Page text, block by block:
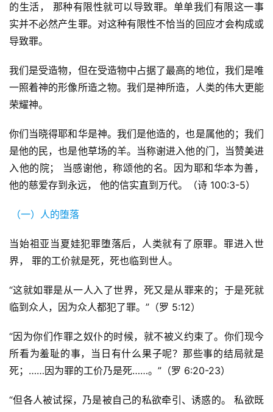
首
页
日
拜
题
讲
座
赞
美
敬
拜
的生活， 那种有限性就可以导致罪。单单我们有限这一事
实并不必然产生罪。对这种有限性不恰当的回应才会构成或
导致罪。
我们是受造物，但在受造物中占据了最高的地位，我们是唯
一照着神的形像所造之物。我们是神所造，人类的伟大更能
荣耀神。
你们当晓得耶和华是神。我们是他造的，也是属他的；我们
是他的民，也是他草场的羊。当称谢进入他的门，当赞美进
入他的院； 当感谢他，称颂他的名。因为耶和华本为善，
他的慈爱存到永远， 他的信实直到万代。（诗 100:3-5）
（一）人的堕落
当始祖亚当夏娃犯罪堕落后，人类就有了原罪。罪进入世
界， 罪的工价就是死，死也临到世人。
“这就如罪是从一人入了世界，死又是从罪来的；于是死就
临到众人，因为众人都犯了罪。”（罗 5:12）
“因为你们作罪之奴仆的时候，就不被义约束了。你们现今
所看为羞耻的事，当日有什么果子呢？那些事的结局就是
死；……因为罪的工价乃是死……。”（罗 6:20-23）
“但各人被试探，乃是被自己的私欲牵引、诱惑的。 私欲既